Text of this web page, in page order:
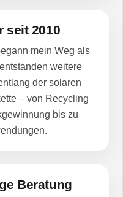
seit 2010
mein Weg als
weitere
der solaren
– von Recycling
bis zu
Beratung